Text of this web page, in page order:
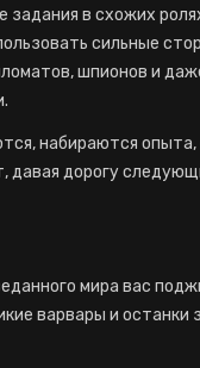
задания в схожих
сильные
шпионов и
набираются
давая дорогу
мира вас
варвары и останки